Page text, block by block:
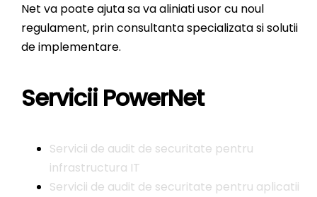
Net va poate ajuta sa va aliniati usor cu noul
regulament, prin consultanta specializata si solutii
de implementare.
Servicii PowerNet
Servicii de audit de securitate pentru
infrastructura IT
Servicii de audit de securitate pentru aplicatii